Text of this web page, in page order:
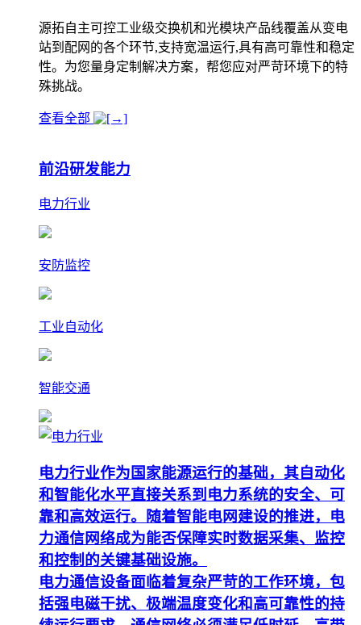
源拓自主可控工业级交换机和光模块产品线覆盖从变电
站到配网的各个环节,支持宽温运行,具有高可靠性和稳定
性。为您量身定制解决方案，帮您应对严苛环境下的特
殊挑战。
查看全部
前沿研发能力
电力行业
安防监控
工业自动化
智能交通
电力行业作为国家能源运行的基础，其自动化
和智能化水平直接关系到电力系统的安全、可
靠和高效运行。随着智能电网建设的推进，电
力通信网络成为能否保障实时数据采集、监控
和控制的关键基础设施。
电力通信设备面临着复杂严苛的工作环境，包
括强电磁干扰、极端温度变化和高可靠性的持